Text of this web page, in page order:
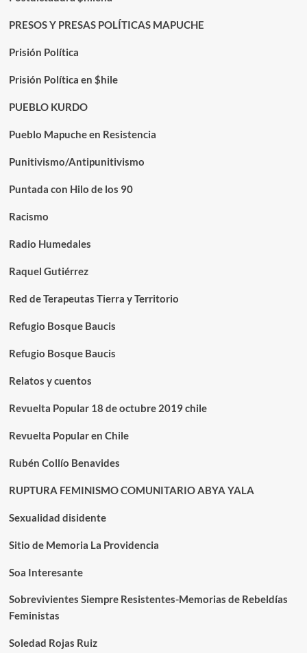
PRESOS Y PRESAS POLÍTICAS MAPUCHE
Prisión Política
Prisión Política en $hile
PUEBLO KURDO
Pueblo Mapuche en Resistencia
Punitivismo/Antipunitivismo
Puntada con Hilo de los 90
Racismo
Radio Humedales
Raquel Gutiérrez
Red de Terapeutas Tierra y Territorio
Refugio Bosque Baucis
Refugio Bosque Baucis
Relatos y cuentos
Revuelta Popular 18 de octubre 2019 chile
Revuelta Popular en Chile
Rubén Collío Benavides
RUPTURA FEMINISMO COMUNITARIO ABYA YALA
Sexualidad disidente
Sitio de Memoria La Providencia
Soa Interesante
Sobrevivientes Siempre Resistentes-Memorias de Rebeldías
Feministas
Soledad Rojas Ruiz